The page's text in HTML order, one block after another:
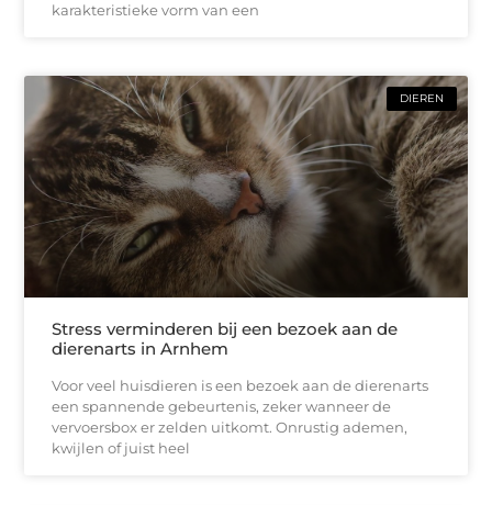
karakteristieke vorm van een
DIEREN
Stress verminderen bij een bezoek aan de
dierenarts in Arnhem
Voor veel huisdieren is een bezoek aan de dierenarts
een spannende gebeurtenis, zeker wanneer de
vervoersbox er zelden uitkomt. Onrustig ademen,
kwijlen of juist heel